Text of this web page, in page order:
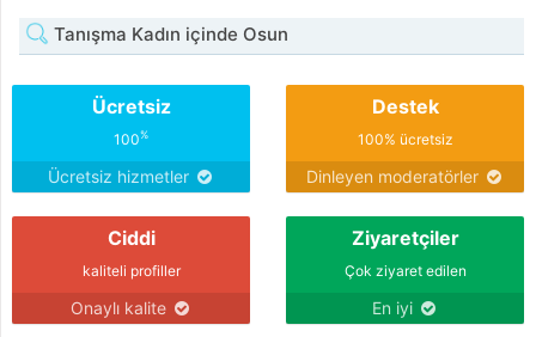
Tanışma Kadın içinde Osun
Ücretsiz
100%
Ücretsiz hizmetler
Destek
100% ücretsiz
Dinleyen moderatörler
Ciddi
kaliteli profiller
Onaylı kalite
Ziyaretçiler
Çok ziyaret edilen
En iyi